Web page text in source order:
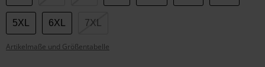
5XL 6XL 7XL
Artikelmaße und Größentabelle